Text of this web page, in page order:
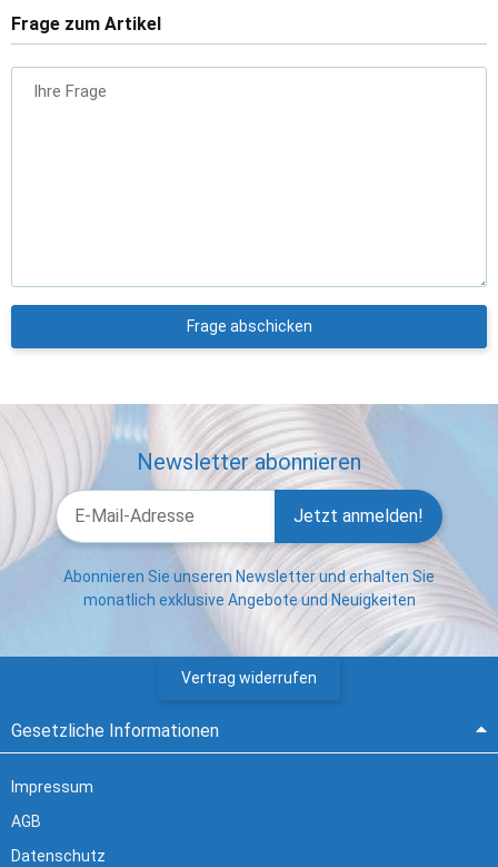
Frage zum Artikel
Ihre Frage
Frage abschicken
Newsletter abonnieren
Jetzt anmelden!
Abonnieren Sie unseren Newsletter und erhalten Sie
monatlich exklusive Angebote und Neuigkeiten
Vertrag widerrufen
Gesetzliche Informationen
Impressum
AGB
Datenschutz